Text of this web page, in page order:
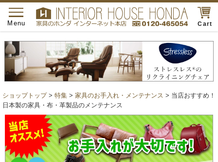
Cart
toggle
navigation
Menu
ショップトップ> 特集 > 家具のお手入れ・メンテナンス > 当店おすすめ！
日本製の家具・布・革製品のメンテナンス